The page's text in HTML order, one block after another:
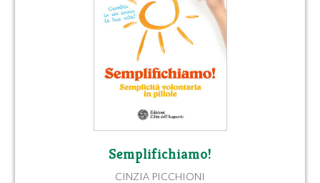
Semplifichiamo!
CINZIA PICCHIONI